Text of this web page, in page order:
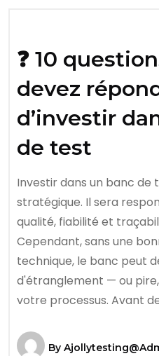
❓ 10
devez
d’investir
de test
Investir dans un banc de
stratégique. Il sera
qualité, fiabilité et
Cependant, sans une
technique, le banc peut
d'étranglement — ou
votre processus. Avant
By